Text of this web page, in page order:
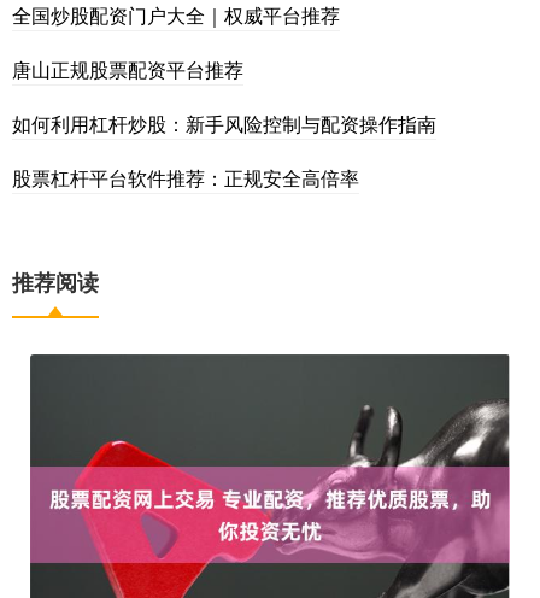
全国炒股配资门户大全｜权威平台推荐
唐山正规股票配资平台推荐
如何利用杠杆炒股：新手风险控制与配资操作指南
股票杠杆平台软件推荐：正规安全高倍率
推荐阅读